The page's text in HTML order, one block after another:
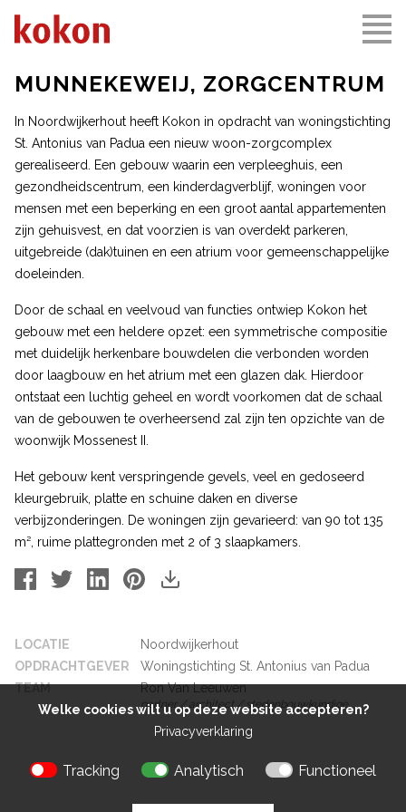
Welke cookies wilt u op deze website accepteren?
Privacyverklaring
Tracking Analytisch Functioneel
MUNNEKEWEIJ, ZORGCENTRUM
In Noordwijkerhout heeft Kokon in opdracht van woningstichting
St. Antonius van Padua een nieuw woon-zorgcomplex
gerealiseerd. Een gebouw waarin een verpleeghuis, een
gezondheidscentrum, een kinderdagverblijf, woningen voor
mensen met een beperking en een groot aantal appartementen
zijn gehuisvest, en dat voorzien is van overdekt parkeren,
uitgebreide (dak)tuinen en een atrium voor gemeenschappelijke
doeleinden.
Door de schaal en veelvoud van functies ontwiep Kokon het
gebouw met een heldere opzet: een symmetrische compositie
met duidelijk herkenbare bouwdelen die verbonden worden
door laagbouw en het atrium met een glazen dak. Hierdoor
ontstaat een luchtig geheel en wordt voorkomen dat de schaal
van de gebouwen te overheersend zal zijn ten opzichte van de
woonwijk Mossenest II.
Het gebouw kent verspringende gevels, veel en gedoseerd
kleurgebruik, platte en schuine daken en diverse
verbijzonderingen. De woningen zijn gevarieerd: van 90 tot 135
m², ruime plattegronden met 2 of 3 slaapkamers.
LOCATIE
Noordwijkerhout
OPDRACHTGEVER
Woningstichting St. Antonius van Padua
TEAM
Ron Van Leeuwen
partner / architect / stedenbouwkundige